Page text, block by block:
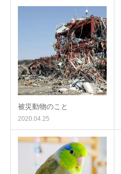
被災動物のこと
2020.04.25